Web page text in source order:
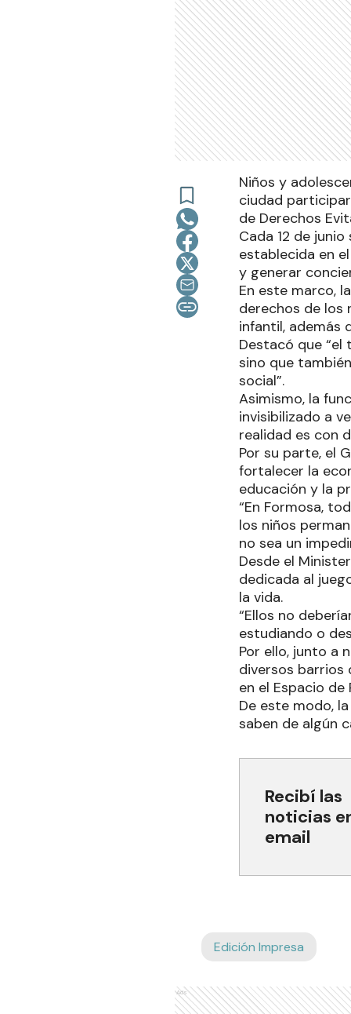
Niños y
ciudad
de Derechos
Cada 12 de
establecida en
y generar
En este marco,
derechos de los
infantil, además
Destacó que
sino que
social”.
Asimismo, la
invisibilizado a
realidad es con
Por su parte, el
fortalecer la
educación y la
“En Formosa,
los niños
no sea un
Desde el
dedicada al
la vida.
“Ellos no
estudiando o
Por ello, junto a
diversos barrios
en el Espacio
De este modo,
saben de algún
Recibí las
noticias
email
Edición Impresa
Ads